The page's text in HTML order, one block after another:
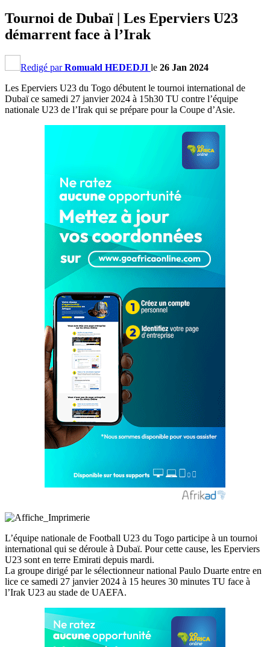
Tournoi de Dubaï | Les Eperviers U23
démarrent face à l’Irak
Redigé parRomuald HEDEDJI le 26 Jan 2024
Les Eperviers U23 du Togo débutent le tournoi international de
Dubaï ce samedi 27 janvier 2024 à 15h30 TU contre l’équipe
nationale U23 de l’Irak qui se prépare pour la Coupe d’Asie.
L’équipe nationale de Football U23 du Togo participe à un tournoi
international qui se déroule à Dubaï. Pour cette cause, les Eperviers
U23 sont en terre Emirati depuis mardi.
La groupe dirigé par le sélectionneur national Paulo Duarte entre en
lice ce samedi 27 janvier 2024 à 15 heures 30 minutes TU face à
l’Irak U23 au stade de UAEFA.